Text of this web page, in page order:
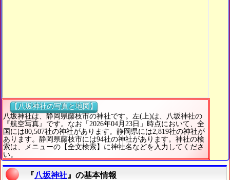
【八坂神社の写真と地図】
八坂神社は、静岡県藤枝市の神社です。左(上)は、八坂神社の
『航空写真』です。なお「2026年04月23日」時点において、全
国には80,507社の神社があります。静岡県には2,819社の神社が
あります。静岡県藤枝市には94社の神社があります。神社の検
索は、メニューの【全文検索】に神社名などを入力してくださ
い。
『八坂神社 』の基本情報